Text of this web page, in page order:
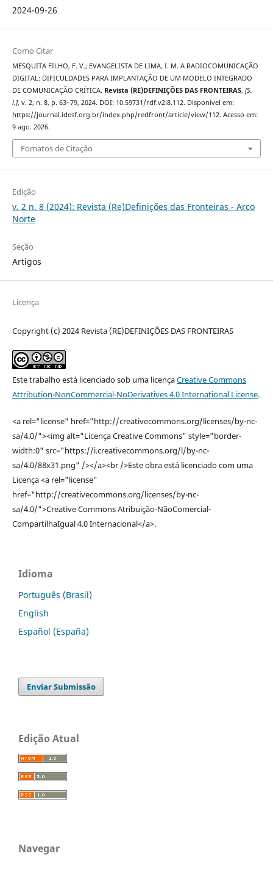
2024-09-26
Como Citar
MESQUITA FILHO, F. V.; EVANGELISTA DE LIMA, I. M. A RADIOCOMUNICAÇÃO
DIGITAL: DIFICULDADES PARA IMPLANTAÇÃO DE UM MODELO INTEGRADO
DE COMUNICAÇÃO CRÍTICA. Revista (RE)DEFINIÇÕES DAS FRONTEIRAS, [S.
l.], v. 2, n. 8, p. 63–79, 2024. DOI: 10.59731/rdf.v2i8.112. Disponível em:
https://journal.idesf.org.br/index.php/redfront/article/view/112. Acesso em:
9 ago. 2026.
Fomatos de Citação
Edição
v. 2 n. 8 (2024): Revista (Re)Definições das Fronteiras - Arco
Norte
Seção
Artigos
Licença
Copyright (c) 2024 Revista (RE)DEFINIÇÕES DAS FRONTEIRAS
Este trabalho está licenciado sob uma licençaCreative Commons
Attribution-NonCommercial-NoDerivatives 4.0 International License.
<a rel="license" href="http://creativecommons.org/licenses/by-nc-
sa/4.0/"><img alt="Licença Creative Commons" style="border-
width:0" src="https://i.creativecommons.org/l/by-nc-
sa/4.0/88x31.png" /></a><br />Este obra está licenciado com uma
Licença <a rel="license"
href="http://creativecommons.org/licenses/by-nc-
sa/4.0/">Creative Commons Atribuição-NãoComercial-
CompartilhaIgual 4.0 Internacional</a>.
Idioma
Português (Brasil)
English
Español (España)
Enviar Submissão
Edição Atual
Navegar